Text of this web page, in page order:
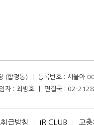
(합정동) ㅣ 등록번호 : 서울아
임자 : 최병호 ㅣ 편집국 : 02-
급방침 I IR CLUB I 고충